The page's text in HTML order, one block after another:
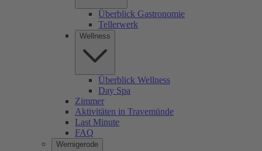
Überblick Gastronomie
Tellerwerk
Wellness
Überblick Wellness
Day Spa
Zimmer
Aktivitäten in Travemünde
Last Minute
FAQ
Wernigerode